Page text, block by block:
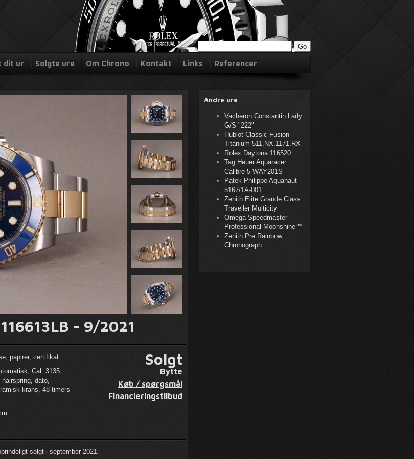
dit ur Solgte ure Om Chrono Kontakt Links Referencer
- 9/2021
papirer, certifikat.
Cal. 3135,
hairspring, dato,
krans, 48 timers
Solgt
Bytte
Køb / spørgsmål
Financieringstilbud
solgt i september 2021.
Andre ure
Vacheron Constantin Lady
G/S "222"
Hublot Classic Fusion
Titanium 511.NX.1171.RX
Rolex Daytona 116520
Tag Heuer Aquaracer
Calibre 5 WAY201S
Patek Philippe Aquanaut
5167/1A-001
Zenith Elite Grande Class
Traveller Multicity
Omega Speedmaster
Professional Moonshine™
Zenith Pre Rainbow
Chronograph